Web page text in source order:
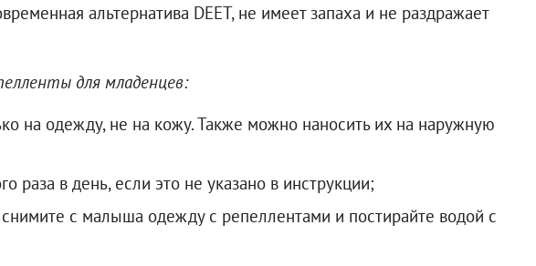
альтернатива DEET, не имеет запаха и не раздражает
для младенцев:
на одежду, не на кожу. Также можно наносить их на наружную
раза в день, если это не указано в инструкции;
с малыша одежду с репеллентами и постирайте водой с